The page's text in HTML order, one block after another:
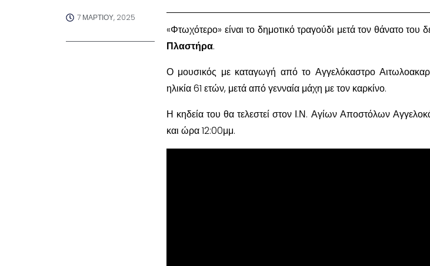
7 ΜΑΡΤΊΟΥ, 2025
«Φτωχότερο» είναι το δημοτικό τραγούδι μετά τον θάνατο του
Πλαστήρα.
Ο μουσικός με καταγωγή από το Αγγελόκαστρο
ηλικία 61 ετών, μετά από γενναία μάχη με τον καρκίνο.
Η κηδεία του θα τελεστεί στον Ι.Ν. Αγίων Αποστόλων
και ώρα 12:00μμ.